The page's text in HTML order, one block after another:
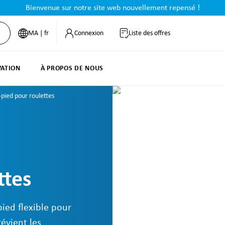
Bienvenue sur notre site web nouvellement repensé !
MA | fr Connexion Liste des offres
À PROPOS DE NOUS
pied pour roulettes
flexible pour
les